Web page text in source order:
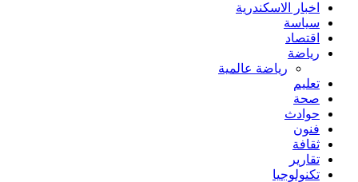
اخبار الاسكندرية
سياسة
اقتصاد
رياضة
رياضة عالمية
تعليم
صحة
حوادث
فنون
ثقافة
تقارير
تكنولوجيا